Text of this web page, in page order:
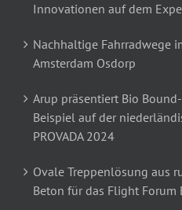
Innovationen auf dem
Nachhaltige Fahrradwege
Amsterdam Osdorp
Arup präsentiert Bio
Beispiel auf der
PROVADA 2024
Ovale Treppenlösung aus
Beton für das Flight Forum